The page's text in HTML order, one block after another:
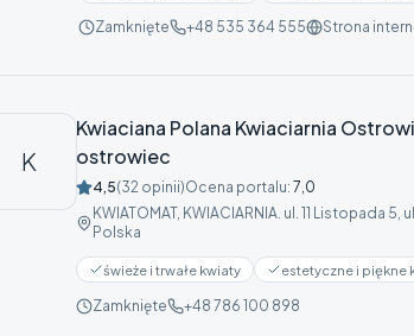
Zamknięte +48 535 364 555 Strona
K
Kwiaciana Polana Kwiaciarnia
ostrowiec
4,5(32 opinii)Ocena portalu: 7,0
KWIATOMAT, KWIACIARNIA. ul. 11
Polska
świeże i trwałe kwiaty estetyczne i piękne
Zamknięte +48 786 100 898